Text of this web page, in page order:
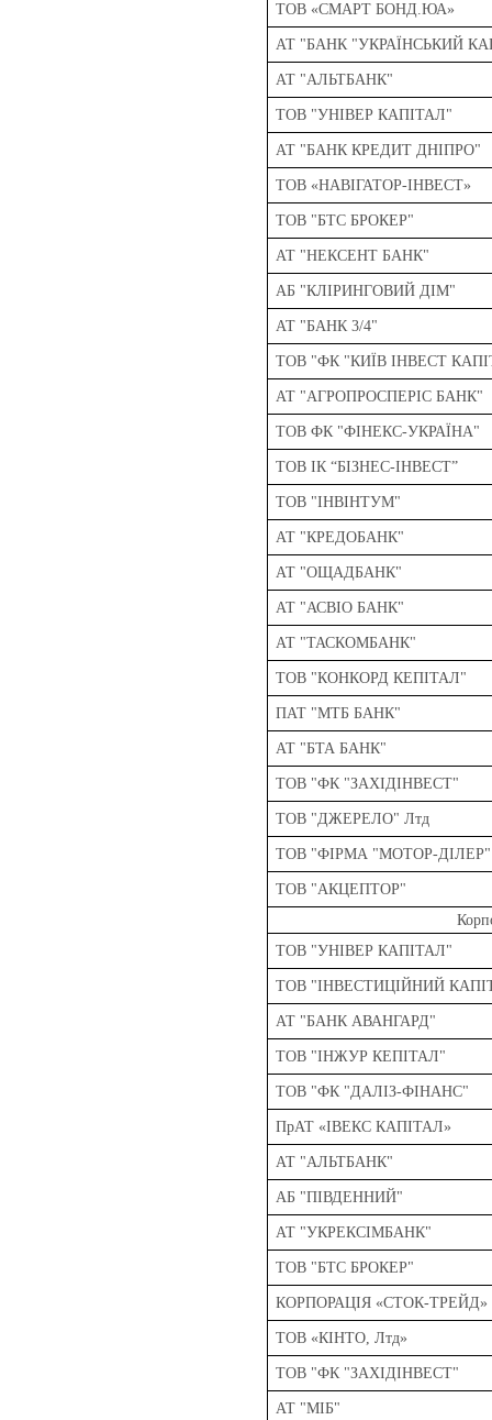
ТОВ «СМАРТ БОНД.ЮА»
АТ "БАНК "УКРАЇНСЬКИЙ
АТ "АЛЬТБАНК"
ТОВ "УНІВЕР КАПІТАЛ"
АТ "БАНК КРЕДИТ ДНІПРО"
ТОВ «НАВІГАТОР-ІНВЕСТ»
ТОВ "БТС БРОКЕР"
АТ "НЕКСЕНТ БАНК"
АБ "КЛІРИНГОВИЙ ДІМ"
АТ "БАНК 3/4"
ТОВ "ФК "КИЇВ ІНВЕСТ
АТ "АГРОПРОСПЕРІС БАНК"
ТОВ ФК "ФІНЕКС-УКРАЇНА"
ТОВ ІК “БІЗНЕС-ІНВЕСТ”
ТОВ "ІНВІНТУМ"
АТ "КРЕДОБАНК"
АТ "ОЩАДБАНК"
АТ "АСВІО БАНК"
АТ "ТАСКОМБАНК"
ТОВ "КОНКОРД КЕПІТАЛ"
ПАТ "МТБ БАНК"
АТ "БТА БАНК"
ТОВ "ФК "ЗАХІДІНВЕСТ"
ТОВ "ДЖЕРЕЛО" Лтд
ТОВ "ФІРМА "МОТОР-ДІЛЕР"
ТОВ "АКЦЕПТОР"
ТОВ "УНІВЕР КАПІТАЛ"
ТОВ "ІНВЕСТИЦІЙНИЙ
АТ "БАНК АВАНГАРД"
ТОВ "ІНЖУР КЕПІТАЛ"
ТОВ "ФК "ДАЛІЗ-ФІНАНС"
ПрАТ «ІВЕКС КАПІТАЛ»
АТ "АЛЬТБАНК"
АБ "ПІВДЕННИЙ"
АТ "УКРЕКСІМБАНК"
ТОВ "БТС БРОКЕР"
КОРПОРАЦІЯ «СТОК-ТРЕЙД»
ТОВ «КІНТО, Лтд»
ТОВ "ФК "ЗАХІДІНВЕСТ"
АТ "МІБ"